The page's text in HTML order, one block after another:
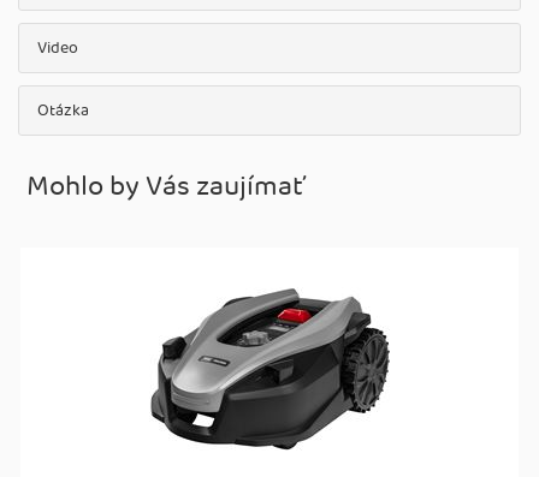
Video
Otázka
Mohlo by Vás zaujímať